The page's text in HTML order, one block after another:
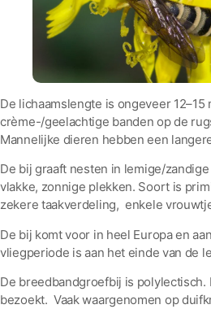
De lichaamslengte is ongeveer
crème-/geelachtige banden op de
Mannelijke dieren hebben een
De bij graaft nesten in lemige/
vlakke, zonnige plekken. Soort is
zekere taakverdeling, enkele
De bij komt voor in heel Europa en
vliegperiode is aan het einde van de
De breedbandgroefbij is
bezoekt. Vaak waargenomen op